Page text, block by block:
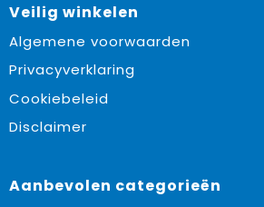
Veilig winkelen
Algemene voorwaarden
Privacyverklaring
Cookiebeleid
Disclaimer
Aanbevolen categorieën